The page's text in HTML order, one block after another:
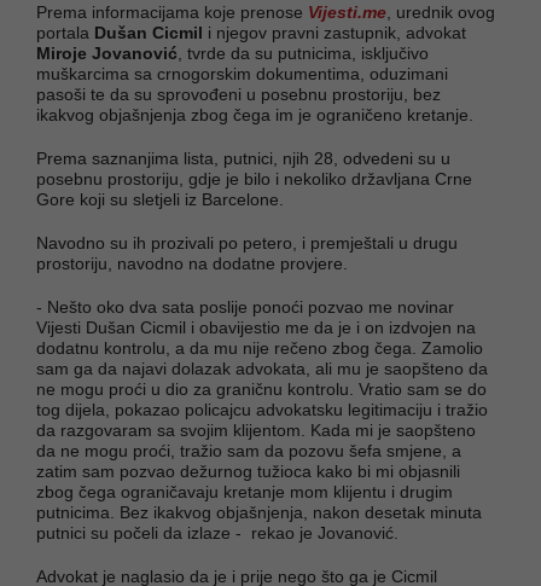
Prema informacijama koje prenose Vijesti.me , urednik ovog
portala Dušan Cicmil i njegov pravni zastupnik, advokat
Miroje Jovanović , tvrde da su putnicima, isključivo
muškarcima sa crnogorskim dokumentima, oduzimani
pasoši te da su sprovođeni u posebnu prostoriju, bez
ikakvog objašnjenja zbog čega im je ograničeno kretanje.
Prema saznanjima lista, putnici, njih 28, odvedeni su u
posebnu prostoriju, gdje je bilo i nekoliko državljana Crne
Gore koji su sletjeli iz Barcelone.
Navodno su ih prozivali po petero, i premještali u drugu
prostoriju, navodno na dodatne provjere.
- Nešto oko dva sata poslije ponoći pozvao me novinar
Vijesti Dušan Cicmil i obavijestio me da je i on izdvojen na
dodatnu kontrolu, a da mu nije rečeno zbog čega. Zamolio
sam ga da najavi dolazak advokata, ali mu je saopšteno da
ne mogu proći u dio za graničnu kontrolu. Vratio sam se do
tog dijela, pokazao policajcu advokatsku legitimaciju i tražio
da razgovaram sa svojim klijentom. Kada mi je saopšteno
da ne mogu proći, tražio sam da pozovu šefa smjene, a
zatim sam pozvao dežurnog tužioca kako bi mi objasnili
zbog čega ograničavaju kretanje mom klijentu i drugim
putnicima. Bez ikakvog objašnjenja, nakon desetak minuta
putnici su počeli da izlaze - rekao je Jovanović.
Advokat je naglasio da je i prije nego što ga je Cicmil